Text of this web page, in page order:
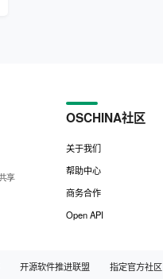
OSCHINA社区
关于我们
帮助中心
商务合作
Open API
开源软件推进联盟 指定官方社区